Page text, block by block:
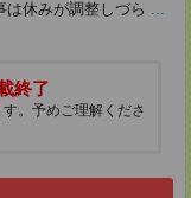
は休みが調整しづら ...
終了
。予めご理解くださ